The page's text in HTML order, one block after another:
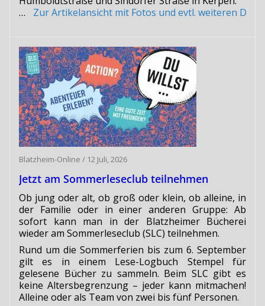
…Zur Artikelansicht mit Fotos und evtl. weiteren
Blatzheim-Online / 12 Juli, 2026
Jetzt am Sommerleseclub teilnehmen
Ob jung oder alt, ob groß oder klein, ob alleine, in
der Familie oder in einer anderen Gruppe: Ab
sofort kann man in der Blatzheimer Bücherei
wieder am Sommerleseclub (SLC) teilnehmen.
Rund um die Sommerferien bis zum 6. September
gilt es in einem Lese-Logbuch Stempel für
gelesene Bücher zu sammeln. Beim SLC gibt es
keine Altersbegrenzung – jeder kann mitmachen!
Alleine oder als Team von zwei bis fünf Personen.